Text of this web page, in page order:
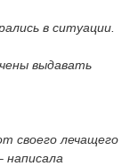
в ситуации.
выдавать
своего лечащего
написала